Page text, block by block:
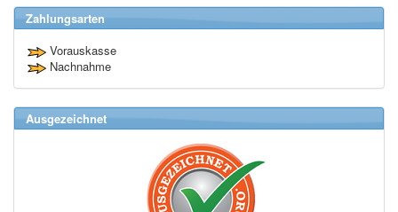
Zahlungsarten
Vorauskasse
Nachnahme
Ausgezeichnet